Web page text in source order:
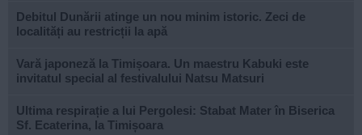
Debitul Dunării atinge un nou minim istoric. Zeci de
localități au restricții la apă
Vară japoneză la Timișoara. Un maestru Kabuki este
invitatul special al festivalului Natsu Matsuri
Ultima respirație a lui Pergolesi: Stabat Mater în Biserica
Sf. Ecaterina, la Timișoara